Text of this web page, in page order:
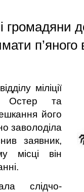
громадяни
п’яного
міліції
Остер та
його
заволоділа
заявник,
місці він
слідчо-